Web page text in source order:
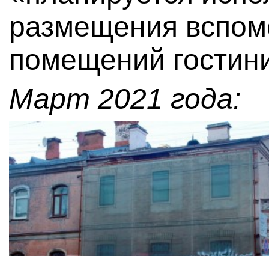
размещения
помещений
Март 2021 года: